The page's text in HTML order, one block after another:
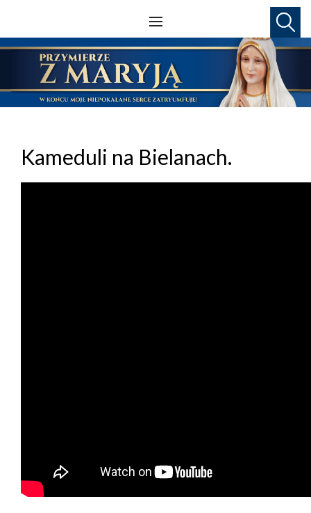
Kameduli na Bielanach.